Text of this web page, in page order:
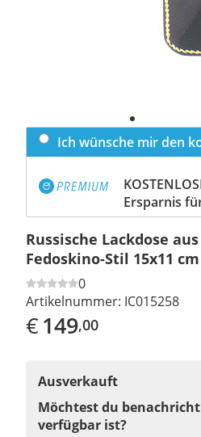
Ich wünsche mir den
Ersparnis
Russische Lackdose
Fedoskino-Stil 15x11 cm
0
Artikelnummer: IC015258
€149,00
Ausverkauft
Möchtest du
verfügbar ist?